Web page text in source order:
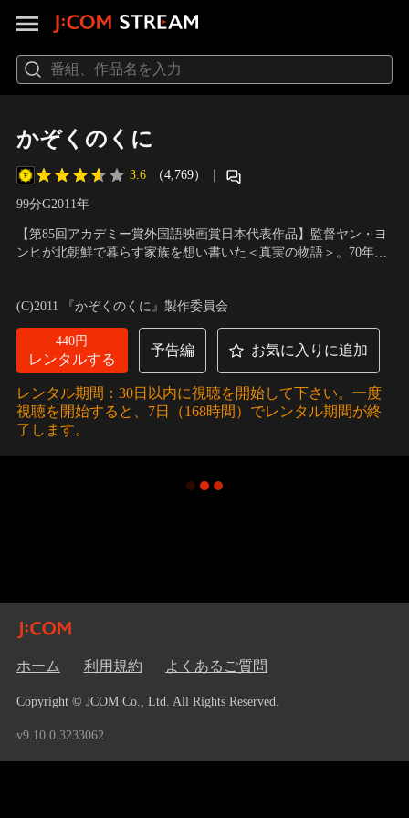
かぞくのくに
3.6 （4,769） ｜
99分G2011年
【第85回アカデミー賞外国語映画賞日本代表作品】監督ヤン・ヨ
ンヒが北朝鮮で暮らす家族を想い書いた＜真実の物語＞。70年代
をする。25年ぶりの日本での再会を喜ぶ一家。ところが、治療も
終わっていないにも関わらず兄は突然の帰国命令を受ける。
(C)2011 『かぞくのくに』製作委員会
440円
レンタルする
予告編 お気に入りに追加
レンタル期間：30日以内に視聴を開始して下さい。一度
視聴を開始すると、7日（168時間）でレンタル期間が終
了します。
ホーム 利用規約 よくあるご質問
Copyright © JCOM Co., Ltd. All Rights Reserved.
v9.10.0.3233062